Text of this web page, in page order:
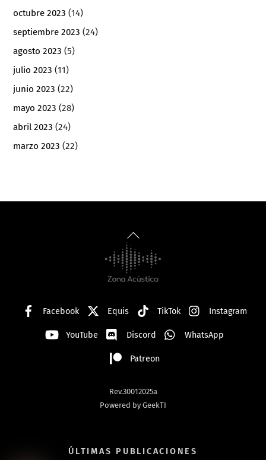
octubre 2023 (14)
septiembre 2023 (24)
agosto 2023 (5)
julio 2023 (11)
junio 2023 (22)
mayo 2023 (28)
abril 2023 (24)
marzo 2023 (22)
Back
To
Top
Facebook Equis TikTok Instagram
YouTube Discord WhatsApp
Patreon
Rev.30012025a
Powered by GeekTI
ÚLTIMAS PUBLICACIONES